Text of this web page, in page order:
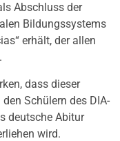
Abschluss der
Bildungssystems
erhält, der allen
dass dieser
Schülern des DIA-
deutsche Abitur
wird.